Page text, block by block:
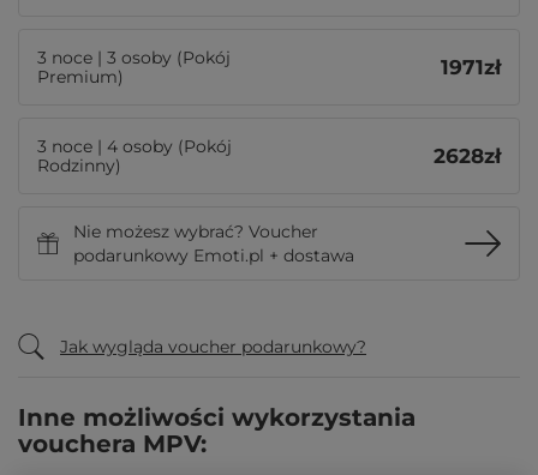
3 noce | 3 osoby (Pokój
Premium)
1971zł
3 noce | 4 osoby (Pokój
Rodzinny)
2628zł
Nie możesz wybrać? Voucher
podarunkowy Emoti.pl + dostawa
Jak wygląda voucher podarunkowy?
Inne możliwości wykorzystania
vouchera MPV: